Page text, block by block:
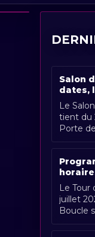
Salon
dates,
Le
tient du
Porte
Le Tour
juillet
Boucle